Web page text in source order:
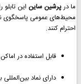
ما درپرشین ساین این
محیط‌های عمومی پاسخگوی
احترام کنند.
قابل استفاده در
دارای نماد